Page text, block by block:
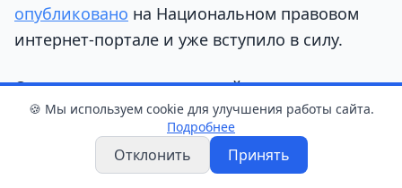
опубликовано на Национальном правовом
интернет-портале и уже вступило в силу.
Одно из главных изменений касается
возраста. Теперь женщин будут принимать на
воинский учёт с 19 лет.
🍪 Мы используем cookie для улучшения работы сайта.
Подробнее
Отклонить Принять